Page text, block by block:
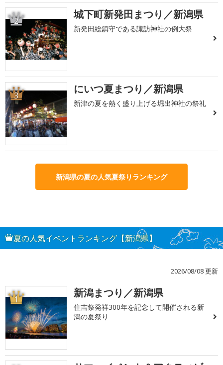
2 城下町新発田まつり／新潟県
新発田総鎮守である諏訪神社の例大祭
3 にいつ夏まつり／新潟県
新津の夏を熱く盛り上げる堀出神社の祭礼
新潟県の夏の人気夏祭りランキング
夏の人気イベントランキング【新潟県】
2026/08/08 更新
1 新潟まつり／新潟県
住吉祭発祥300年を記念して開催される新
潟の夏祭り